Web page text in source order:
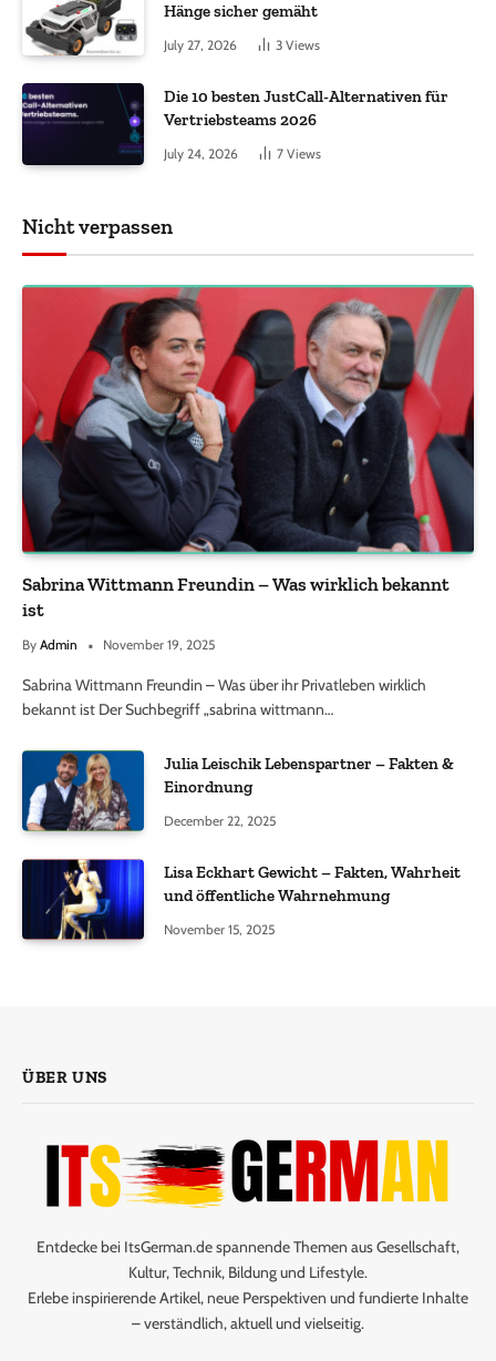
Hänge sicher gemäht
July 27, 2026 3 Views
Die 10 besten JustCall-Alternativen für
Vertriebsteams 2026
July 24, 2026 7 Views
Nicht verpassen
Sabrina Wittmann Freundin – Was wirklich bekannt
ist
By Admin November 19, 2025
Sabrina Wittmann Freundin – Was über ihr Privatleben wirklich
bekannt ist Der Suchbegriff „sabrina wittmann…
Julia Leischik Lebenspartner – Fakten &
Einordnung
December 22, 2025
Lisa Eckhart Gewicht – Fakten, Wahrheit
und öffentliche Wahrnehmung
November 15, 2025
ÜBER UNS
Entdecke bei ItsGerman.de spannende Themen aus Gesellschaft,
Kultur, Technik, Bildung und Lifestyle.
Erlebe inspirierende Artikel, neue Perspektiven und fundierte Inhalte
– verständlich, aktuell und vielseitig.